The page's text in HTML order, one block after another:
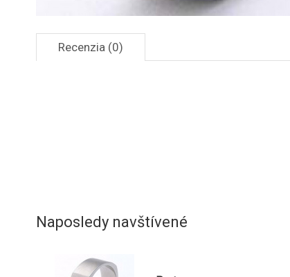
Recenzia (0)
Naposledy navštívené